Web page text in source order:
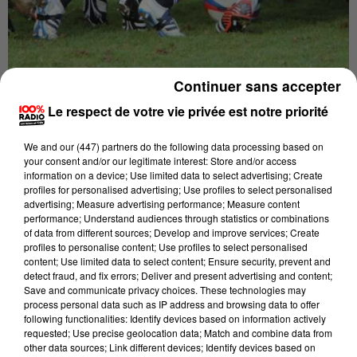
Publié : 21 juin 2018 à 9h21
C'est une saison historique pour Lavaur. Les Tarnais
ont déjà montré l'an dernier, avec une demi-finale,
qu'il fallait compter sur eux.
Être en finale cette saison est un petit exploit.
Face à eux, l'équipe Dordognaise de Trélissac. Ils se
sont affrontés deux fois cette saison en poule : une
victoire partout. C'est un véritable défi pour les
joueurs de l'ASV.
Mathieu Bonnello, l'entraîneur vauréen nous en
Le respect de votre vie privée est notre priorité
We and our (447) partnersdo the following data processing based on
your consent and/or our legitimate interest: Store and/or access
information on a device; Use limited data to select advertising; Create
profiles for personalised advertising; Use profiles to select personalised
advertising; Measure advertising performance; Measure content
performance; Understand audiences through statistics or combinations
of data from different sources; Develop and improve services; Create
profiles to personalise content; Use profiles to select personalised
content; Use limited data to select content; Ensure security, prevent and
detect fraud, and fix errors; Deliver and present advertising and content;
Save and communicate privacy choices. These technologies may
process personal data such as IP address and browsing data to offer
following functionalities: Identify devices based on information actively
requested; Use precise geolocation data; Match and combine data from
other data sources; Link different devices; Identify devices based on
Continuer sans accepter